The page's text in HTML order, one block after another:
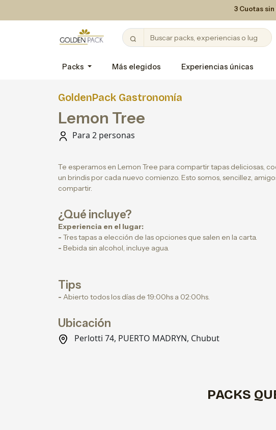
3 Cuotas
Packs Más elegidos Experiencias únicas
GoldenPack Gastronomía
Lemon Tree
Para 2 personas
Te esperamos en Lemon Tree para compartir tapas deliciosas,
un brindis por cada nuevo comienzo. Esto somos, sencillez,
compartir.
¿Qué incluye?
Experiencia en el lugar:
- Tres tapas a elección de las opciones que salen en la carta.
- Bebida sin alcohol, incluye agua.
Tips
- Abierto todos los días de 19:00hs a 02:00hs.
Ubicación
Perlotti 74, PUERTO MADRYN, Chubut
PACKS